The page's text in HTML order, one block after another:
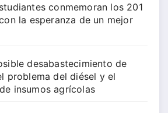
conmemoran los 201
la esperanza de un mejor
desabastecimiento de
problema del diésel y el
insumos agrícolas